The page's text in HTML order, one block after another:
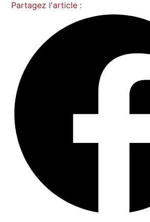
Partagez l'article :